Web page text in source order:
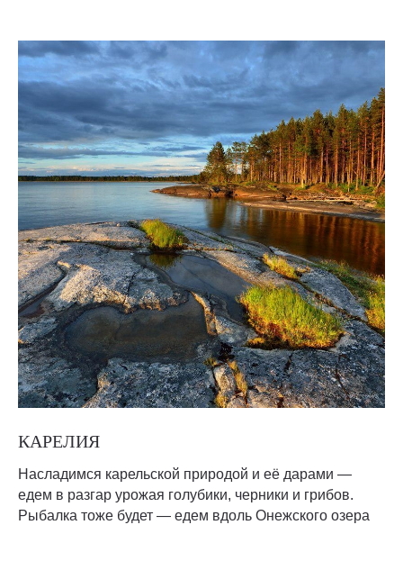
КАРЕЛИЯ
Насладимся карельской природой и её дарами —
едем в разгар урожая голубики, черники и грибов.
Рыбалка тоже будет — едем вдоль Онежского озера